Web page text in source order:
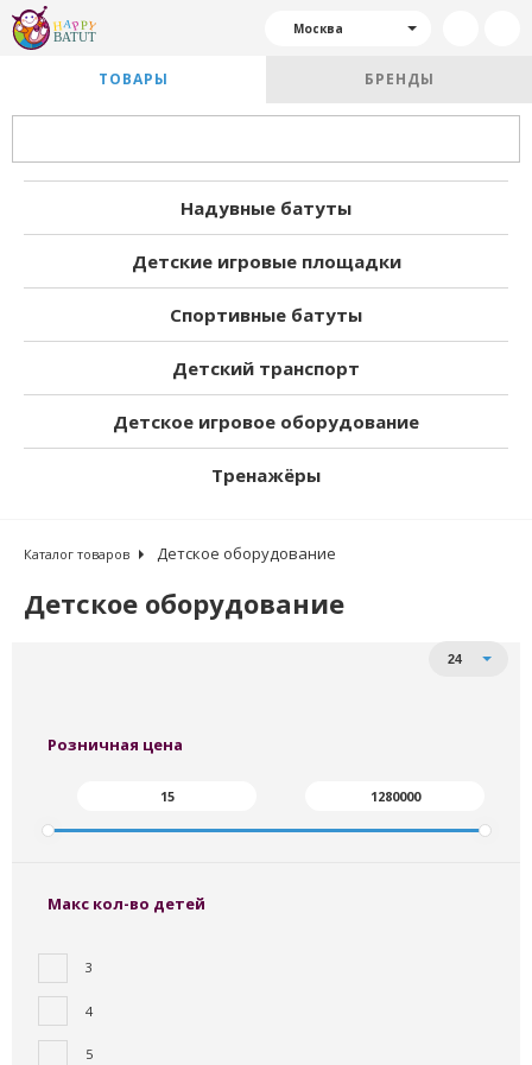
Москва
ТОВАРЫ БРЕНДЫ
Надувные батуты
Детские игровые площадки
Спортивные батуты
Детский транспорт
Детское игровое оборудование
Тренажёры
Каталог товаров Детское оборудование
Детское оборудование
24
Розничная цена
Макс кол-во детей
3
4
5